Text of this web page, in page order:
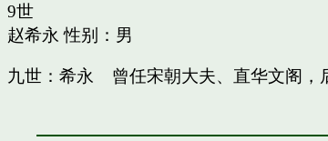
9世
赵希永 性别：男
九世：希永 曾任宋朝大夫、直华文阁，